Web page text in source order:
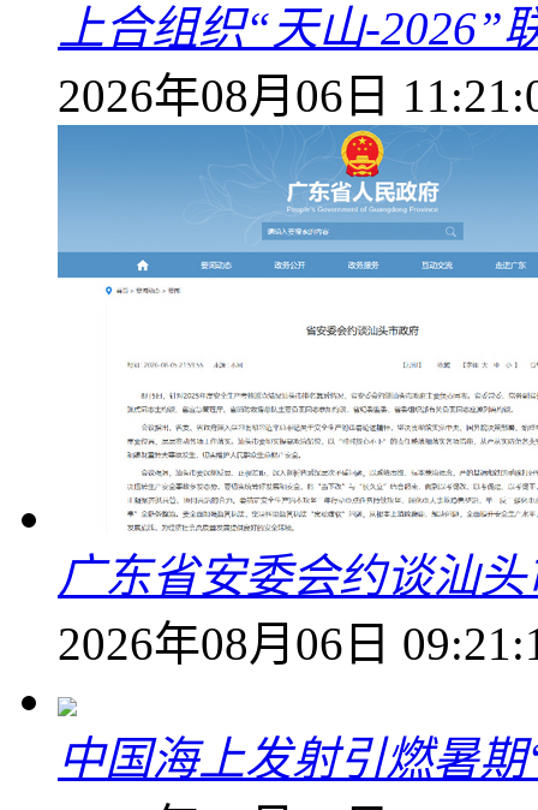
上合组织“天山-2026”
2026年08月06日
广东省安委会约谈汕
2026年08月06日
中国海上发射引燃暑